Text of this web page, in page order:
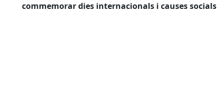
commemorar dies internacionals i causes socials